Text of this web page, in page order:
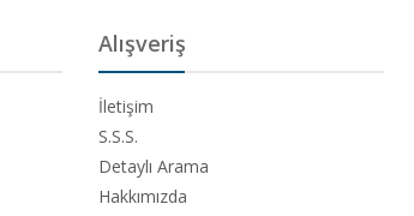
Alışveriş
İletişim
S.S.S.
Detaylı Arama
Hakkımızda